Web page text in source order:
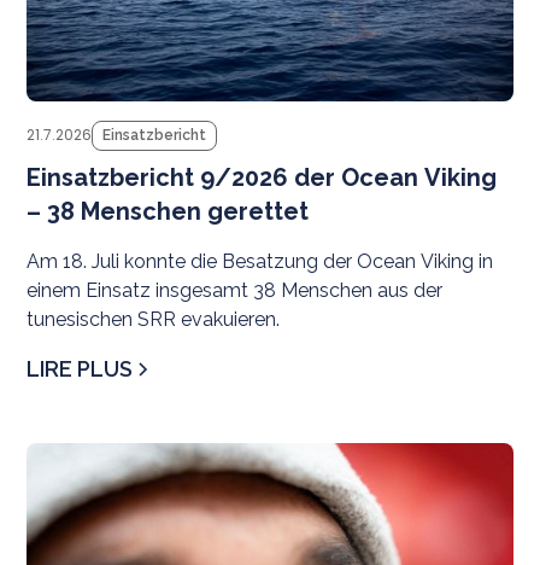
21.7.2026 Einsatzbericht
Einsatzbericht 9/2026 der Ocean Viking
– 38 Menschen gerettet
Am 18. Juli konnte die Besatzung der Ocean Viking in
einem Einsatz insgesamt 38 Menschen aus der
tunesischen SRR evakuieren.
LIRE PLUS